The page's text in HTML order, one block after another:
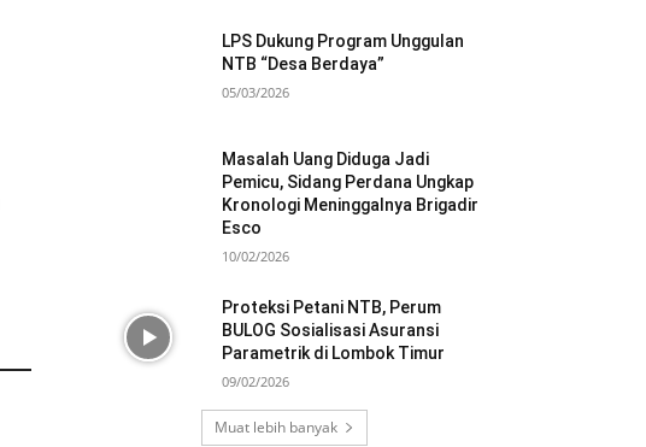
LPS Dukung Program Unggulan
NTB “Desa Berdaya”
05/03/2026
Masalah Uang Diduga Jadi
Pemicu, Sidang Perdana Ungkap
Kronologi Meninggalnya Brigadir
Esco
10/02/2026
Proteksi Petani NTB, Perum
BULOG Sosialisasi Asuransi
Parametrik di Lombok Timur
09/02/2026
Muat lebih banyak